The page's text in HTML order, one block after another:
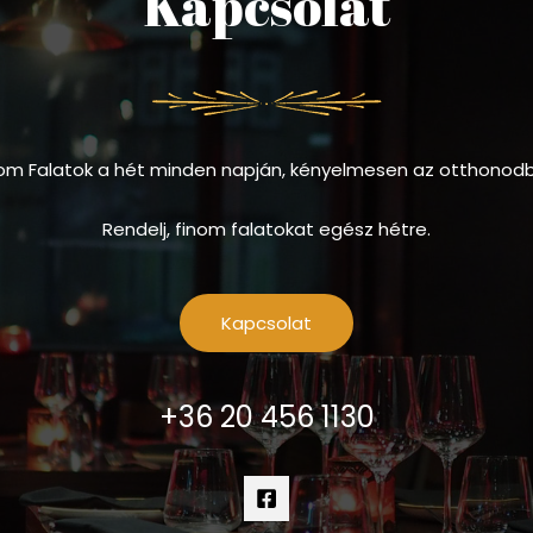
Falatok a hét minden napján, kényelmesen az
Rendelj, finom falatokat egész hétre.
Kapcsolat
+36 20 456 1130